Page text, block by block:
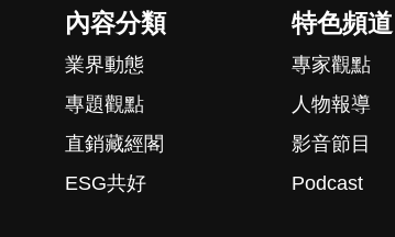
內容分類
業界動態
專題觀點
直銷藏經閣
ESG共好
特色頻道
專家觀點
人物報導
影音節目
Podcast